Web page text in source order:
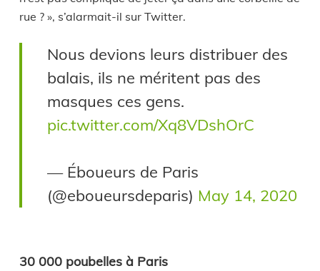
rue ? », s’alarmait-il sur Twitter.
Nous devions leurs distribuer des
balais, ils ne méritent pas des
masques ces gens.
pic.twitter.com/Xq8VDshOrC
— Éboueurs de Paris
(@eboueursdeparis) May 14, 2020
30 000 poubelles à Paris